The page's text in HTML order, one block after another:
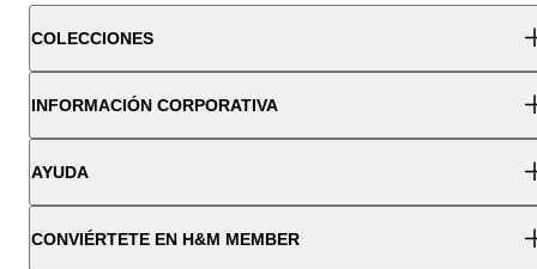
COLECCIONES
INFORMACIÓN CORPORATIVA
AYUDA
CONVIÉRTETE EN H&M MEMBER